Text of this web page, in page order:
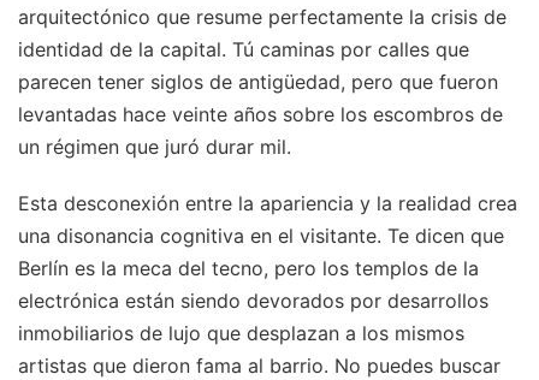
arquitectónico que resume perfectamente la crisis de
identidad de la capital. Tú caminas por calles que
parecen tener siglos de antigüedad, pero que fueron
levantadas hace veinte años sobre los escombros de
un régimen que juró durar mil.
Esta desconexión entre la apariencia y la realidad crea
una disonancia cognitiva en el visitante. Te dicen que
Berlín es la meca del tecno, pero los templos de la
electrónica están siendo devorados por desarrollos
inmobiliarios de lujo que desplazan a los mismos
artistas que dieron fama al barrio. No puedes buscar